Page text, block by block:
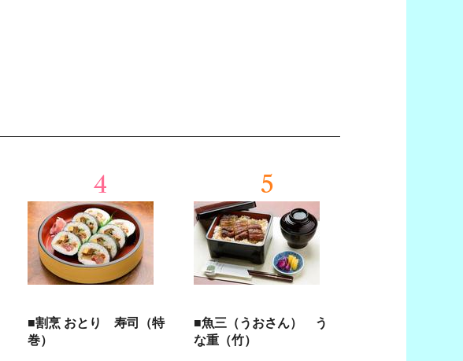
4
■割烹 おとり 寿司（特
巻）
5
■魚三（うおさん） う
な重（竹）